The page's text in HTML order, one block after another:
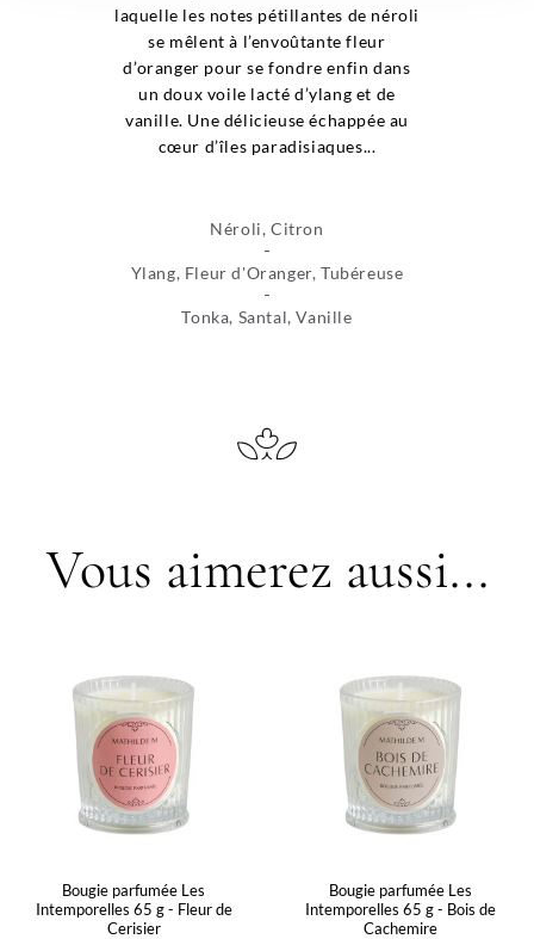
laquelle les notes pétillantes de néroli
se mêlent à l’envoûtante fleur
d’oranger pour se fondre enfin dans
un doux voile lacté d’ylang et de
vanille. Une délicieuse échappée au
cœur d’îles paradisiaques...
Néroli, Citron
Ylang, Fleur d'Oranger, Tubéreuse
Tonka, Santal, Vanille
Vous aimerez aussi...
Bougie parfumée Les
Intemporelles 65 g - Fleur de
Cerisier
Bougie parfumée Les
Intemporelles 65 g - Bois de
Cachemire